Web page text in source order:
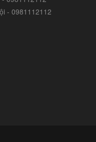
- 0981112112